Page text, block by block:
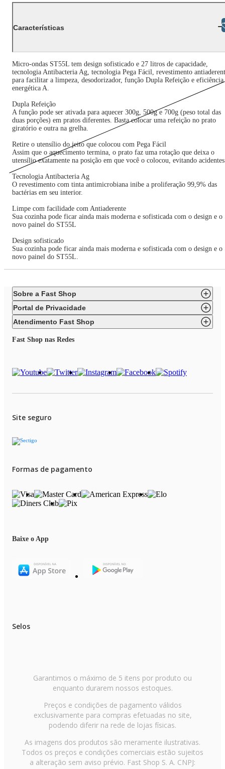
Características
Micro-ondas ST55L tem design sofisticado e 27 litros de capacidade,
tecnologia Antibacteria Ag, tecnologia Pega Fácil, revestimento
para facilitar a limpeza, desodorizador, função Dupla Refeição e eficiência
energética A.
Dupla Refeição
A função pode ser ativada para aquecer 300g, 500g e 700g (peso total das
duas porções) em pratos diferentes. Basta colocar uma refeição no prato
giratório e outra na grelha.
Retire o utensílio do jeito que colocou com Pega Fácil
Assim que o aquecimento termina, o prato faz uma rotação que deixa o
utensílio exatamente na posição em que você o colocou, evitando
Tecnologia Antibacteria Ag
O revestimento com tinta antimicrobiana inibe a proliferação 99,9% das
bactérias em seu interior.
Limpe com facilidade com Antiaderente
Sua cozinha pode ficar ainda mais moderna e sofisticada com o design e o
novo painel do ST55L
Design sofisticado
Sua cozinha pode ficar ainda mais moderna e sofisticada com o design e o
novo painel do ST55L.
Sobre a Fast Shop
Portal de Privacidade
Atendimento Fast Shop
Fast Shop nas Redes
Site seguro
Formas de pagamento
Baixe o App
Selos
Garantimos o máximo de 5 itens por produto ou
enquanto durarem nossos estoques.
Preços e condições de pagamento válidos
exclusivamente para compras efetuadas no site,
podendo diferir na rede de lojas físicas.
As imagens dos produtos são meramente ilustrativas.
Todos os preços e condições comerciais estão sujeitos
a alteração sem aviso prévio. Fast Shop S. A. CNPJ: